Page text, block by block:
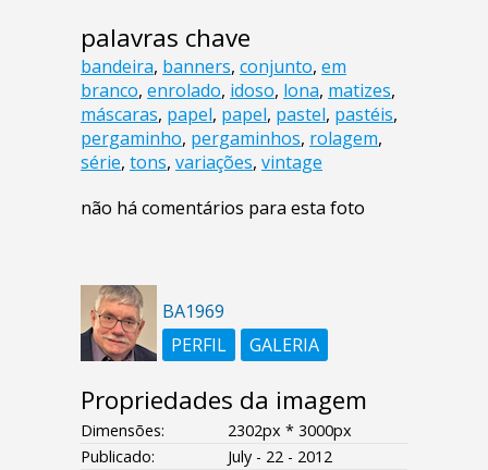
palavras chave
bandeira, banners, conjunto, em
branco, enrolado, idoso, lona, matizes,
máscaras, papel, papel, pastel, pastéis,
pergaminho, pergaminhos, rolagem,
série, tons, variações, vintage
não há comentários para esta foto
BA1969
PERFIL
GALERIA
Propriedades da imagem
Dimensões:
2302px * 3000px
Publicado:
July - 22 - 2012